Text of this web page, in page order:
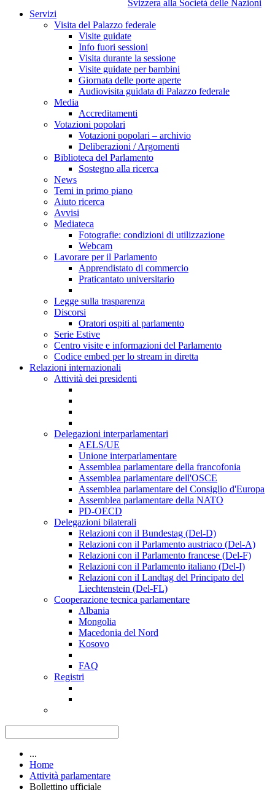
Svizzera alla Società delle Nazioni
Servizi
Visita del Palazzo federale
Visite guidate
Info fuori sessioni
Visita durante la sessione
Visite guidate per bambini
Giornata delle porte aperte
Audiovisita guidata di Palazzo federale
Media
Accreditamenti
Votazioni popolari
Votazioni popolari – archivio
Deliberazioni / Argomenti
Biblioteca del Parlamento
Sostegno alla ricerca
News
Temi in primo piano
Aiuto ricerca
Avvisi
Mediateca
Fotografie: condizioni di utilizzazione
Webcam
Lavorare per il Parlamento
Apprendistato di commercio
Praticantato universitario
Legge sulla trasparenza
Discorsi
Oratori ospiti al parlamento
Serie Estive
Centro visite e informazioni del Parlamento
Codice embed per lo stream in diretta
Relazioni internazionali
Attività dei presidenti
Delegazioni interparlamentari
AELS/UE
Unione interparlamentare
Assemblea parlamentare della francofonia
Assemblea parlamentare dell'OSCE
Assemblea parlamentare del Consiglio d'Europa
Assemblea parlamentare della NATO
PD-OECD
Delegazioni bilaterali
Relazioni con il Bundestag (Del-D)
Relazioni con il Parlamento austriaco (Del-A)
Relazioni con il Parlamento francese (Del-F)
Relazioni con il Parlamento italiano (Del-I)
Relazioni con il Landtag del Principato del
Liechtenstein (Del-FL)
Cooperazione tecnica parlamentare
Albania
Mongolia
Macedonia del Nord
Kosovo
FAQ
Registri
...
Home
Attività parlamentare
Bollettino ufficiale